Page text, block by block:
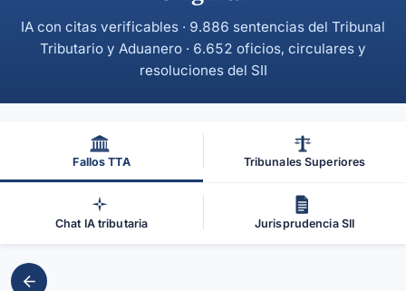
IA con citas verificables · 9.886 sentencias del Tribunal
Tributario y Aduanero · 6.652 oficios, circulares y
resoluciones del SII
Fallos TTA Tribunales Superiores
Chat IA tributaria Jurisprudencia SII